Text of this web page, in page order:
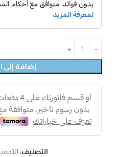
إضافة إلى
التصنيف: